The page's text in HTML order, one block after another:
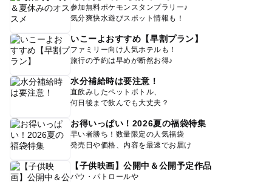
参加無料ポケモンスタンプラリー♪
気分爽快水遊びスポット情報も！
いこーよおすすめ【早割プラン】
ファミリー向け人気ホテルも！
旅行の予約は早めが断然お得♪
水分補給時は要注意！
直飲みしたペットボトル、
何日後まで飲んでも大丈夫？
お得いっぱい！2026夏の福袋特集
早い者勝ち！数量限定の人気福袋
発売日や価格、内容を最速でお届け
【子供映画】公開中＆公開予定作品
パウ・パトロールや